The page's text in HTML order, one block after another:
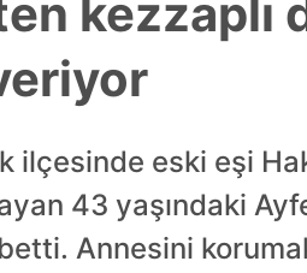
kezzaplı
ilçesinde eski eşi
43 yaşındaki
Annesini